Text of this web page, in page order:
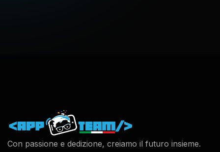
Con passione e dedizione, creiamo il futuro insieme.